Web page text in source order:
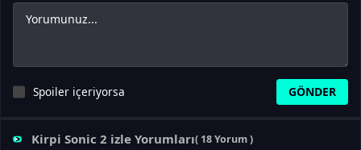
Spoiler içeriyorsa
Kirpi Sonic 2 izle Yorumları( 18 Yorum )